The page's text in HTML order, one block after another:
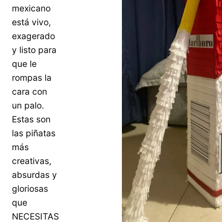
mexicano
está vivo,
exagerado
y listo para
que le
rompas la
cara con
un palo.
Estas son
las piñatas
más
creativas,
absurdas y
gloriosas
que
NECESITAS